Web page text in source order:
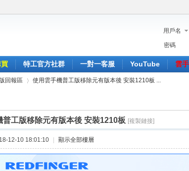
用戶名
密碼
特工官方社群 一對一客服 YouTube
雲
回報區
›
使用雲手機普工版移除元有版本後 安裝1210板 ...
普工版移除元有版本後 安裝1210板 [複製鏈接]
12-10 18:01:10 顯示全部樓層